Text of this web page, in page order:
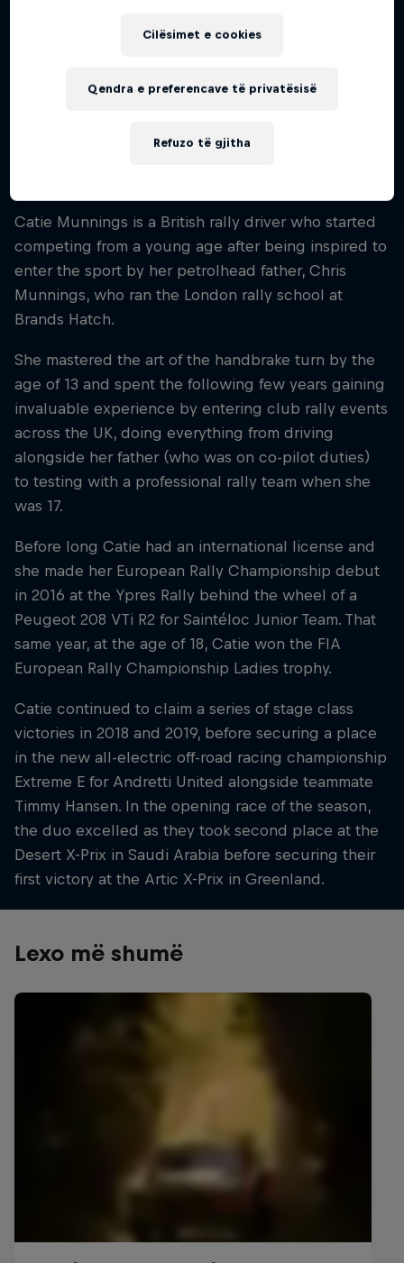
United Kingdom
Catie Munnings is a British rally driver who started
competing from a young age after being inspired to
enter the sport by her petrolhead father, Chris
Munnings, who ran the London rally school at
Brands Hatch.
She mastered the art of the handbrake turn by the
age of 13 and spent the following few years gaining
invaluable experience by entering club rally events
across the UK, doing everything from driving
alongside her father (who was on co-pilot duties)
to testing with a professional rally team when she
was 17.
Before long Catie had an international license and
she made her European Rally Championship debut
in 2016 at the Ypres Rally behind the wheel of a
Peugeot 208 VTi R2 for Saintéloc Junior Team. That
same year, at the age of 18, Catie won the FIA
European Rally Championship Ladies trophy.
Catie continued to claim a series of stage class
victories in 2018 and 2019, before securing a place
in the new all-electric off-road racing championship
Extreme E for Andretti United alongside teammate
Timmy Hansen. In the opening race of the season,
the duo excelled as they took second place at the
Desert X-Prix in Saudi Arabia before securing their
first victory at the Artic X-Prix in Greenland.
Lexo më shumë
Cilësimet e cookies
Refuzo të gjitha
Qendra e preferencave të privatësisë